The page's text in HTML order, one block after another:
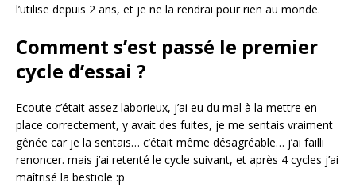
l’utilise depuis 2 ans, et je ne la rendrai pour rien au monde.
Comment s’est passé le premier
cycle d’essai ?
Ecoute c’était assez laborieux, j’ai eu du mal à la mettre en
place correctement, y avait des fuites, je me sentais vraiment
gênée car je la sentais… c’était même désagréable… j’ai failli
renoncer. mais j’ai retenté le cycle suivant, et après 4 cycles j’ai
maîtrisé la bestiole :p